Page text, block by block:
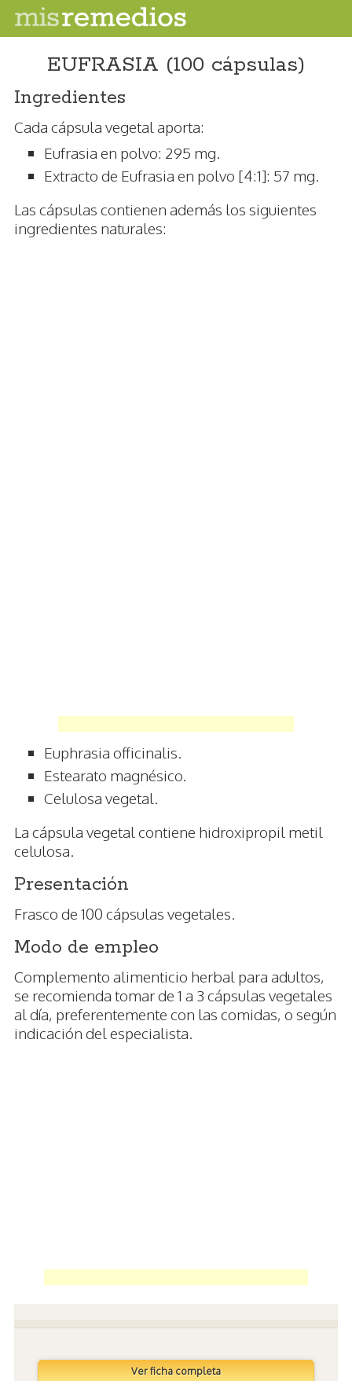
EUFRASIA (100 cápsulas)
Ingredientes
Cada cápsula vegetal aporta:
Eufrasia en polvo: 295 mg.
Extracto de Eufrasia en polvo [4:1]: 57 mg.
Las cápsulas contienen además los siguientes
ingredientes naturales:
Euphrasia officinalis.
Estearato magnésico.
Celulosa vegetal.
La cápsula vegetal contiene hidroxipropil metil
celulosa.
Presentación
Frasco de 100 cápsulas vegetales.
Modo de empleo
Complemento alimenticio herbal para adultos,
se recomienda tomar de 1 a 3 cápsulas vegetales
al día, preferentemente con las comidas, o según
indicación del especialista.
Ver ficha completa